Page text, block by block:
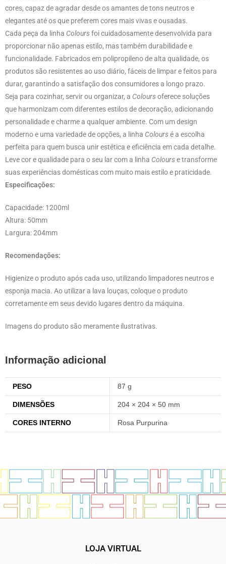
cores, capaz de agradar desde os amantes de tons neutros e
elegantes até os que preferem cores mais vivas e ousadas.
Cada peça da linha Coloursfoi cuidadosamente desenvolvida para
proporcionar não apenas estilo, mas também durabilidade e
funcionalidade. Fabricados em polipropileno de alta qualidade, os
produtos são resistentes ao uso diário, fáceis de limpar e feitos para
durar, garantindo a satisfação dos consumidores a longo prazo.
Seja para cozinhar, servir ou organizar, a Coloursoferece soluções
que harmonizam com diferentes estilos de decoração, adicionando
personalidade e charme a qualquer ambiente. Com um design
moderno e uma variedade de opções, a linha Coloursé a escolha
perfeita para quem busca unir estética e eficiência em cada detalhe.
Leve cor e qualidade para o seu lar com a linha Colourse transforme
suas experiências domésticas com muito mais estilo e praticidade.
Especificações:
Capacidade: 1200ml
Altura: 50mm
Largura: 204mm
Recomendações:
Higienize o produto após cada uso, utilizando limpadores neutros e
esponja macia. Ao utilizar a lava louças, coloque o produto
corretamente em seus devido lugares dentro da máquina.
Imagens do produto são meramente ilustrativas.
Informação adicional
PESO 87 g
DIMENSÕES 204 × 204 × 50 mm
CORES INTERNO Rosa Purpurina
LOJA VIRTUAL